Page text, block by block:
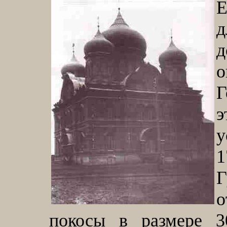
покосы в размере